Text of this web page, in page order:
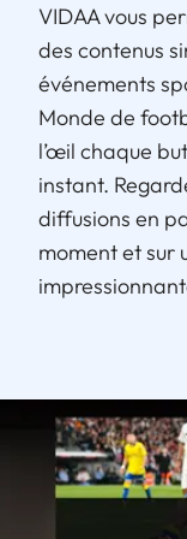
VIDAA vous
des contenus
événements
Monde de
l’œil chaque
instant.
diffusions en
moment et sur